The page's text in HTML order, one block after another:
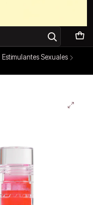
Estimulantes Sexuales